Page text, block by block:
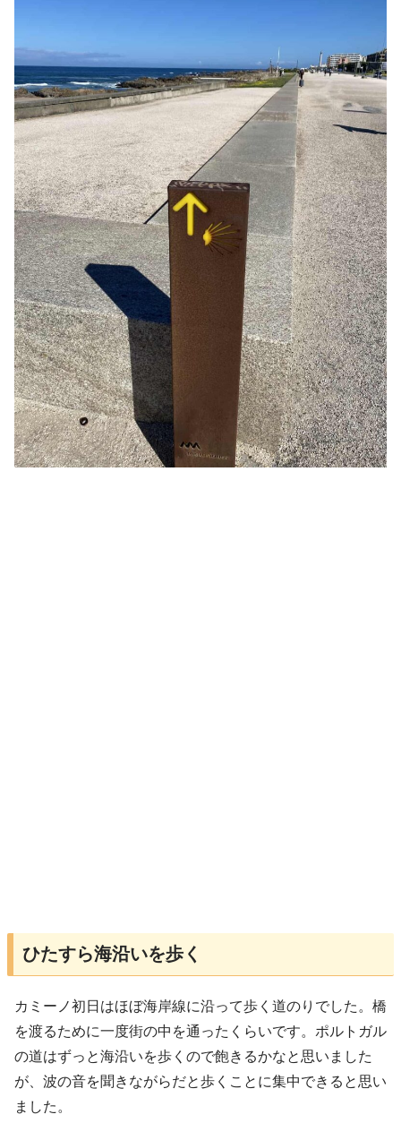
ひたすら海沿いを歩く
カミーノ初日はほぼ海岸線に沿って歩く道のりでした。橋
を渡るために一度街の中を通ったくらいです。ポルトガル
の道はずっと海沿いを歩くので飽きるかなと思いました
が、波の音を聞きながらだと歩くことに集中できると思い
ました。